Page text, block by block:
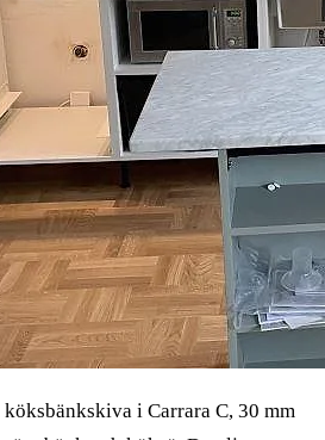
i Carrara C, 30 mm